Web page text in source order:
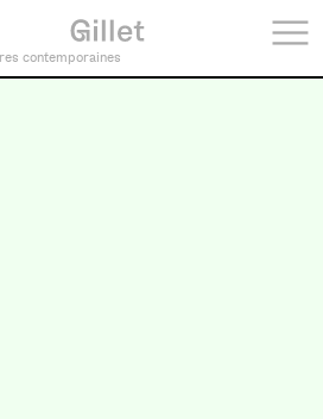
contemporaines